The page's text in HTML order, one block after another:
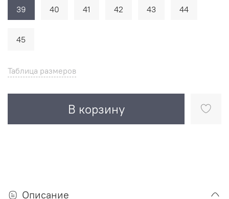
Таблица размеров
В корзину
39 40 41 42 43 44
45
Описание